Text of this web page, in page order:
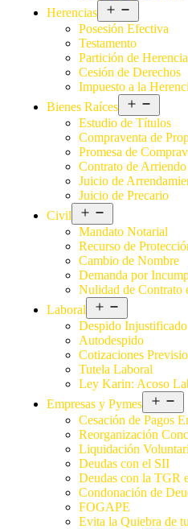
Herencias
Posesión Efectiva
Testamento
Partición de Herencia
Cesión de Derechos
Impuesto a la
Bienes Raíces
Estudio de Títulos
Compraventa de
Promesa de
Contrato de Arriendo
Juicio de
Juicio de Precario
Civil
Mandato Notarial
Recurso de
Cambio de Nombre
Demanda por
Nulidad de Contrato
Laboral
Despido Injustificado
Autodespido
Cotizaciones
Tutela Laboral
Ley Karin: Acoso
Empresas y Pymes
Cesación de Pagos
Reorganización
Liquidación
Deudas con el SII
Deudas con la TGR
Condonación de
FOGAPE
Evita la Quiebra de